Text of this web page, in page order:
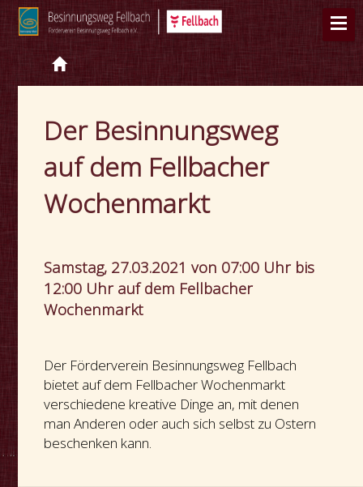
Der Besinnungsweg
auf dem Fellbacher
Wochenmarkt
Samstag, 27.03.2021 von 07:00 Uhr bis
12:00 Uhr auf dem Fellbacher
Wochenmarkt
Der Förderverein Besinnungsweg Fellbach
bietet auf dem Fellbacher Wochenmarkt
verschiedene kreative Dinge an, mit denen
man Anderen oder auch sich selbst zu Ostern
beschenken kann.